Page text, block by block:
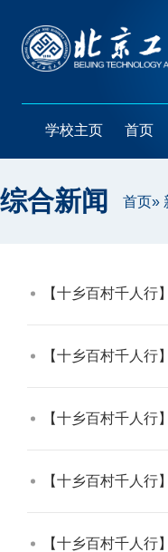
学校主页 首页
综合新闻 首页»
【十乡百村千人
【十乡百村千人行
【十乡百村千人
【十乡百村千人
【十乡百村千人行